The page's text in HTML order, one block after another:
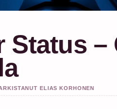
Status –
ELIAS KORHONEN